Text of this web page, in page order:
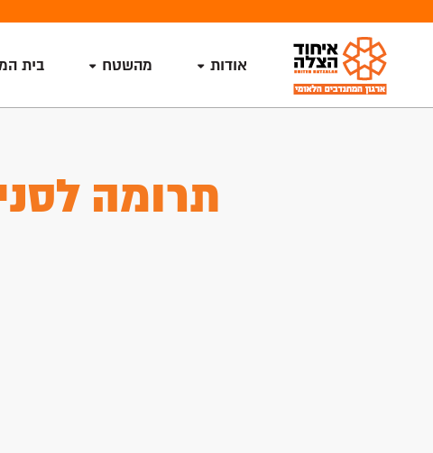
אודות מהשטח בית
תרומה